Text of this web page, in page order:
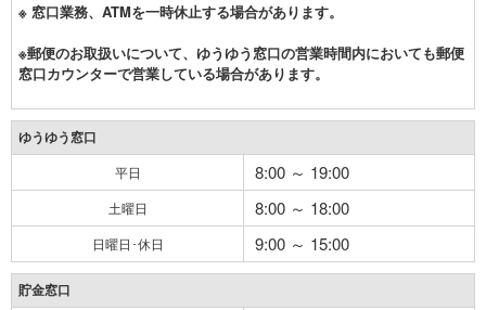
※ 窓口業務、ATMを一時休止する場合があります。
※郵便のお取扱いについて、ゆうゆう窓口の営業時間内においても郵便
窓口カウンターで営業している場合があります。
ゆうゆう窓口
平日 8:00 ～ 19:00
土曜日 8:00 ～ 18:00
日曜日･休日 9:00 ～ 15:00
貯金窓口